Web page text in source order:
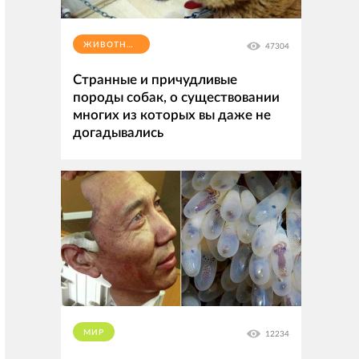
ЖИВОТНЫЕ 47304
Странные и причудливые
породы собак, о существовании
многих из которых вы даже не
догадывались
МИР 12234